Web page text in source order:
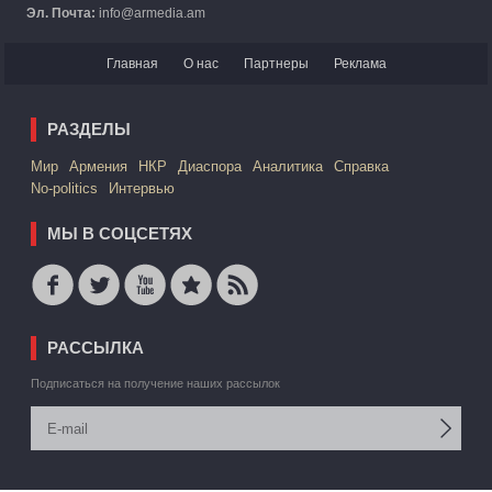
Эл. Почта: info@armedia.am
Главная О нас Партнеры Реклама
РАЗДЕЛЫ
Mир Армения НКР Диаспора Аналитика
Справка
No-politics
Интервью
МЫ В СОЦСЕТЯХ
РАССЫЛКА
Подписаться на получение наших рассылок